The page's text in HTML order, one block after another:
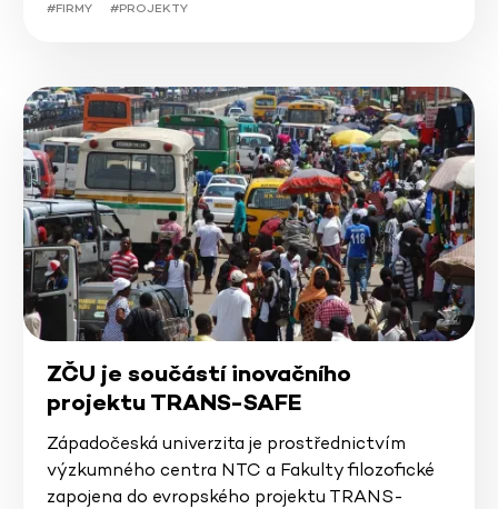
#FIRMY #PROJEKTY
ZČU je součástí inovačního
projektu TRANS-SAFE
Západočeská univerzita je prostřednictvím
výzkumného centra NTC a Fakulty filozofické
zapojena do evropského projektu TRANS-